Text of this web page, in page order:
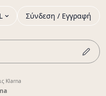
Σύνδεση / Εγγραφή
Klarna